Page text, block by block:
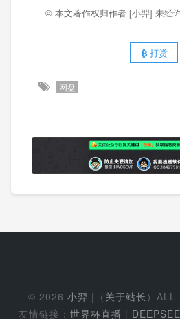
© 本文著作权归作者 [小羿] 未经
打赏
网盘
© 2026 小羿 |（ 关于站长 ）ALL
友情链接： 世界杯直播 |